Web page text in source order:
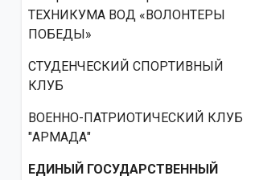
ТЕХНИКУМА ВОД «ВОЛОНТЕРЫ
ПОБЕДЫ»
СТУДЕНЧЕСКИЙ СПОРТИВНЫЙ
КЛУБ
ВОЕННО-ПАТРИОТИЧЕСКИЙ КЛУБ
"АРМАДА"
ЕДИНЫЙ ГОСУДАРСТВЕННЫЙ